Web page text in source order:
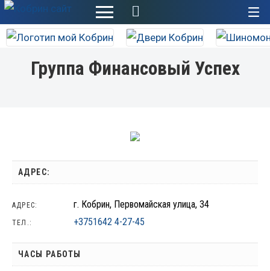
Группа Финансовый Успех
АДРЕС:
АДРЕС: г. Кобрин, Первомайская улица, 34
ТЕЛ.: +3751642 4-27-45
ЧАСЫ РАБОТЫ